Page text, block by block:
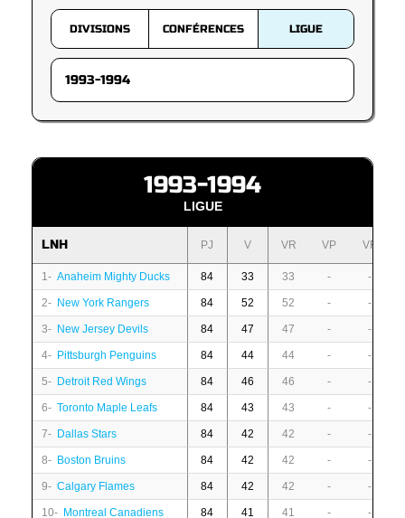
DIVISIONS CONFÉRENCES LIGUE
1993-1994
LIGUE
LNH PJ V VR VP VF
1- Anaheim Mighty Ducks 84 33 33 - -
2- New York Rangers 84 52 52 - -
3- New Jersey Devils 84 47 47 - -
4- Pittsburgh Penguins 84 44 44 - -
5- Detroit Red Wings 84 46 46 - -
6- Toronto Maple Leafs 84 43 43 - -
7- Dallas Stars 84 42 42 - -
8- Boston Bruins 84 42 42 - -
9- Calgary Flames 84 42 42 - -
10- Montreal Canadiens 84 41 41 - -